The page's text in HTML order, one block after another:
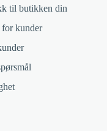
til butikken din
kunder